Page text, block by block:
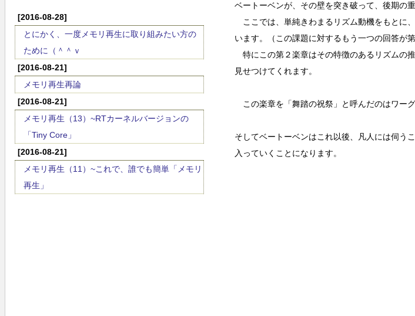
[2016-08-28]
とにかく、一度メモリ再生に取り組みたい方の
ために（＾＾ｖ
[2016-08-21]
メモリ再生再論
[2016-08-21]
メモリ再生（13）~RTカーネルバージョンの
「Tiny Core」
[2016-08-21]
メモリ再生（11）~これで、誰でも簡単「メモリ
再生」
ベートーベンが、その壁を突き破って、後期の
ここでは、単純きわまるリズム動機をもとに
います。（この課題に対するもう一つの回答が
特にこの第２楽章はその特徴のあるリズムの
見せつけてくれます。
この楽章を「舞踏の祝祭」と呼んだのはワー
そしてベートーベンはこれ以後、凡人には伺う
入っていくことになります。